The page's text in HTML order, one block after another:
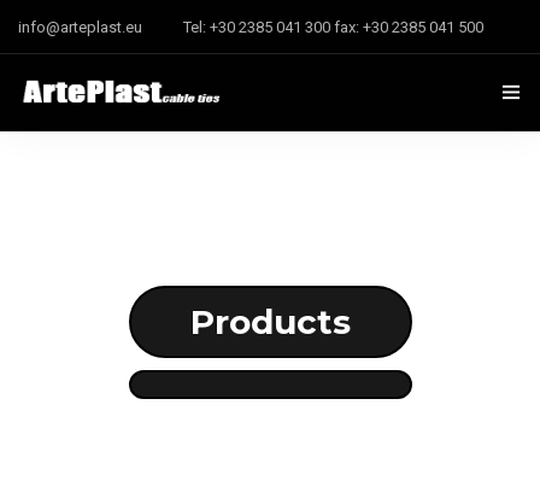
info@arteplast.eu Tel: +30 2385 041 300 fax: +30 2385 041 500
Products